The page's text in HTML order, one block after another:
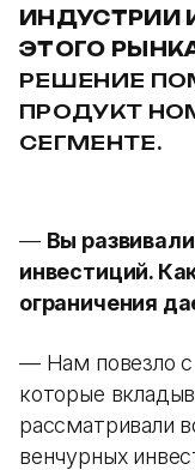
ИНДУСТРИИ
ЭТОГО
РЕШЕНИЕ
ПРОДУКТ
СЕГМЕНТЕ.
— Вы
инвестиций.
ограничения
— Нам повезло
которые
рассматривали
венчурных